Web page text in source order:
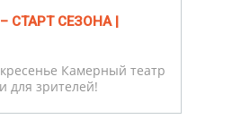
СТАРТ СЕЗОНА |
Камерный театр
для зрителей!